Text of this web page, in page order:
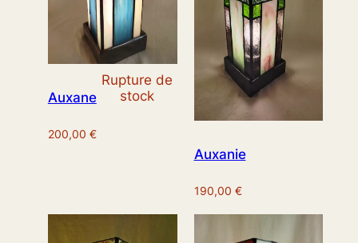
Auxane
200,00 €
Rupture de
stock
Auxanie
190,00 €